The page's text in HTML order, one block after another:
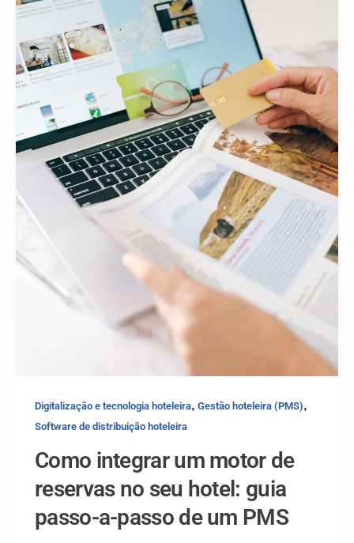
Digitalização e tecnologia hoteleira, Gestão hoteleira (PMS),
Software de distribuição hoteleira
Como integrar um motor de
reservas no seu hotel: guia
passo-a-passo de um PMS